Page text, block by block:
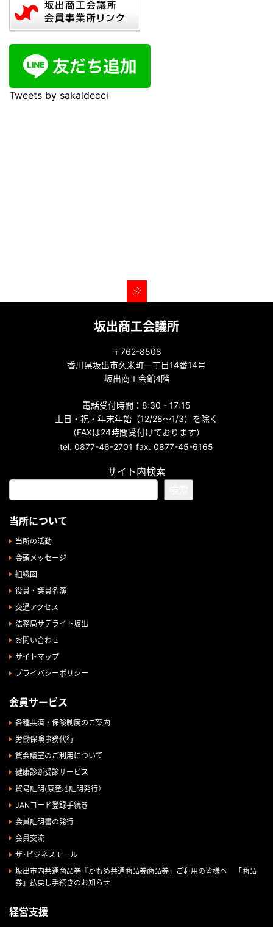
Tweets by sakaidecci
坂出商工会議所
〒762-8508
香川県坂出市久米町一丁目14番14号
坂出商工会館4階
電話受付時間：8:30 - 17:15
土日・祝・年末年始（12/28～1/3）を除く
（FAXは24時間受付けております）
tel. 0877-46-2701 fax. 0877-45-6165
サイト内検索
当所について
当所の活動
会頭メッセージ
組織図
役員・議員名簿
交通アクセス
法務局サテライト坂出
お問い合わせ
サイトマップ
プライバシーポリシー
会員サービス
各種共済・保険制度のご案内
労働保険事務代行
貸会議室のご利用について
健康診断受診サービス
貿易証明(原産地証明発行）
JANコード登録手続き
会員証明書の発行
会員交流
ザ･ビジネスモール
坂出市内共通商品券『かもめ共通商品券商品券」ご利用の皆様へ 「商品
券」払戻し手続きのお知らせ
経営支援